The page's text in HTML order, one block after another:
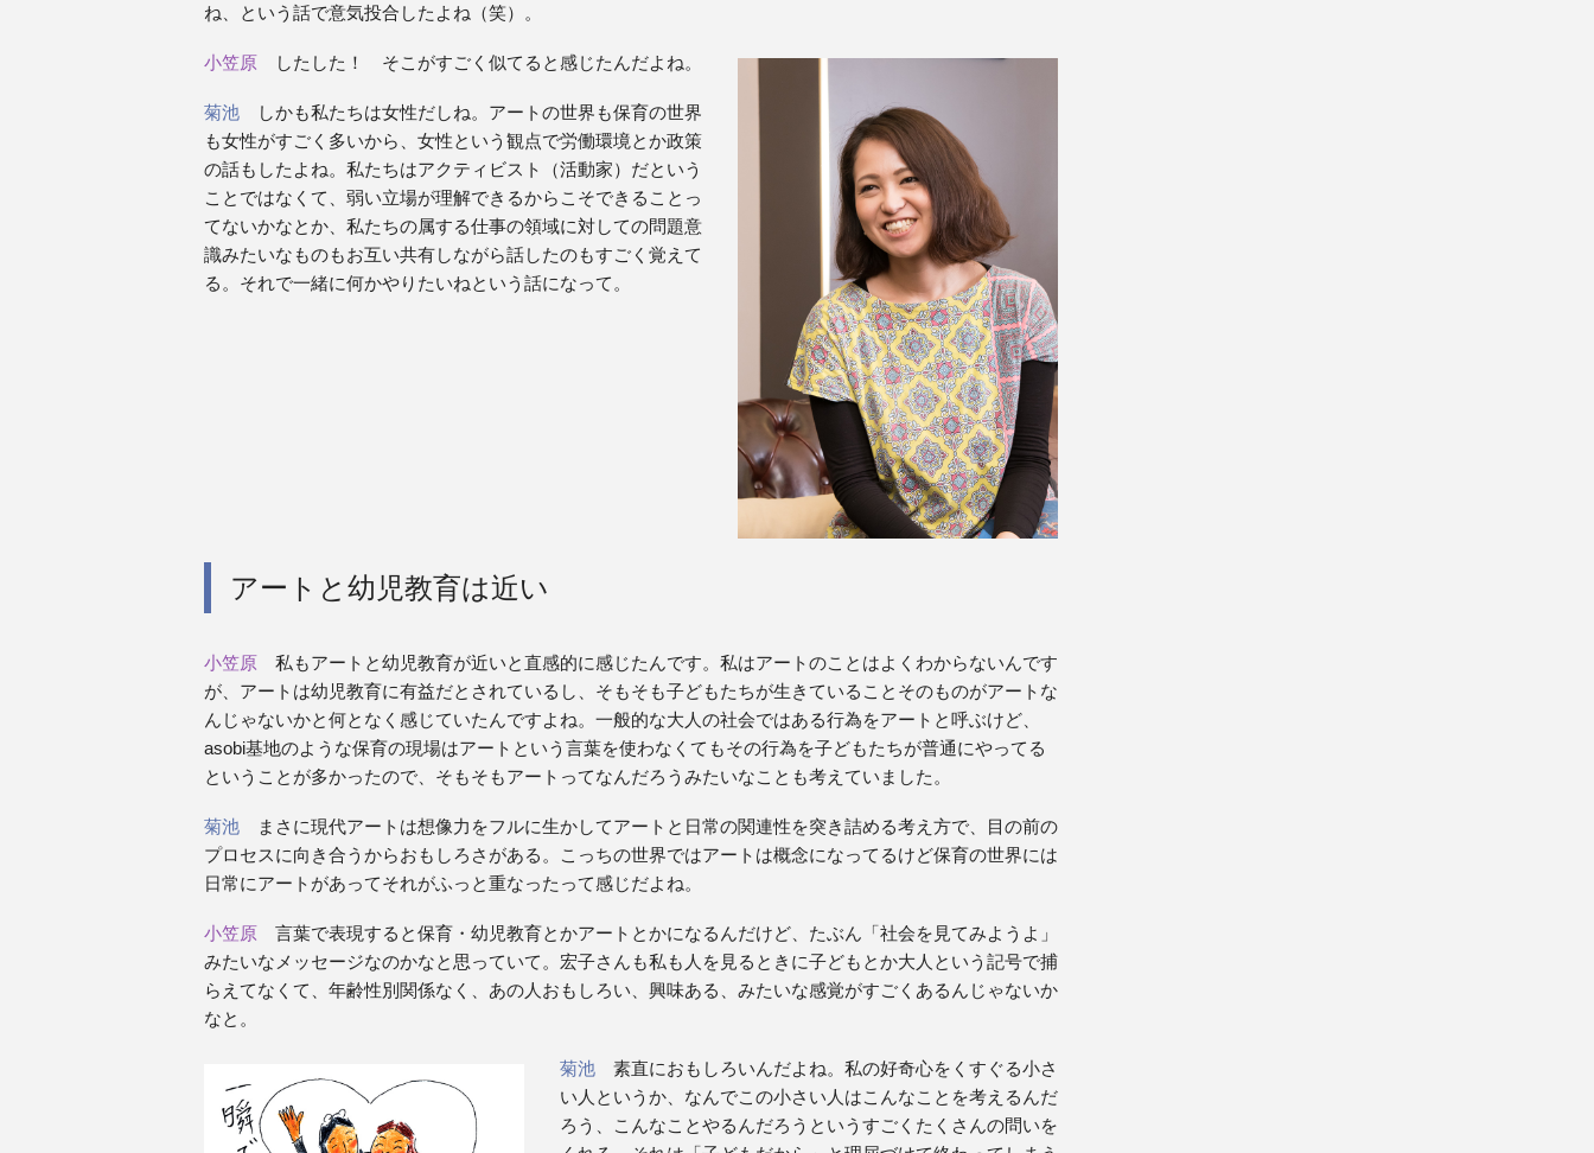
ね、という話で意気投合したよね（笑）。
小笠原 したした！ そこがすごく似てると感じたんだよね。
菊池 しかも私たちは女性だしね。アートの世界も保育の世界
も女性がすごく多いから、女性という観点で労働環境とか政策
の話もしたよね。私たちはアクティビスト（活動家）だという
ことではなくて、弱い立場が理解できるからこそできることっ
てないかなとか、私たちの属する仕事の領域に対しての問題意
識みたいなものもお互い共有しながら話したのもすごく覚えて
る。それで一緒に何かやりたいねという話になって。
アートと幼児教育は近い
小笠原 私もアートと幼児教育が近いと直感的に感じたんです。私はアートのことはよくわからないんです
が、アートは幼児教育に有益だとされているし、そもそも子どもたちが生きていることそのものがアートな
んじゃないかと何となく感じていたんですよね。一般的な大人の社会ではある行為をアートと呼ぶけど、
asobi基地のような保育の現場はアートという言葉を使わなくてもその行為を子どもたちが普通にやってる
ということが多かったので、そもそもアートってなんだろうみたいなことも考えていました。
菊池 まさに現代アートは想像力をフルに生かしてアートと日常の関連性を突き詰める考え方で、目の前の
プロセスに向き合うからおもしろさがある。こっちの世界ではアートは概念になってるけど保育の世界には
日常にアートがあってそれがふっと重なったって感じだよね。
小笠原 言葉で表現すると保育・幼児教育とかアートとかになるんだけど、たぶん「社会を見てみようよ」
みたいなメッセージなのかなと思っていて。宏子さんも私も人を見るときに子どもとか大人という記号で捕
らえてなくて、年齢性別関係なく、あの人おもしろい、興味ある、みたいな感覚がすごくあるんじゃないか
なと。
菊池 素直におもしろいんだよね。私の好奇心をくすぐる小さ
い人というか、なんでこの小さい人はこんなことを考えるんだ
ろう、こんなことやるんだろうというすごくたくさんの問いを